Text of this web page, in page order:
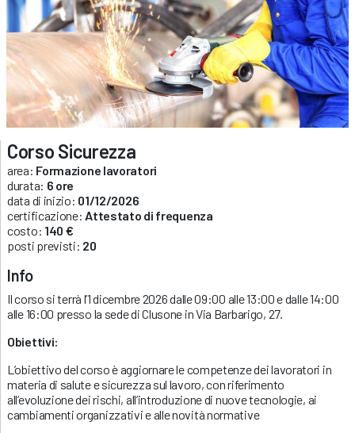
Corso Sicurezza
area: Formazione lavoratori
durata: 6 ore
data di inizio: 01/12/2026
certificazione: Attestato di frequenza
costo: 140 €
posti previsti: 20
Info
Il corso si terrà l’1 dicembre 2026 dalle 09:00 alle 13:00 e dalle 14:00
alle 16:00 presso la sede di Clusone in Via Barbarigo, 27.
Obiettivi:
L’obiettivo del corso è aggiornare le competenze dei lavoratori in
materia di salute e sicurezza sul lavoro, con riferimento
all’evoluzione dei rischi, all’introduzione di nuove tecnologie, ai
cambiamenti organizzativi e alle novità normative